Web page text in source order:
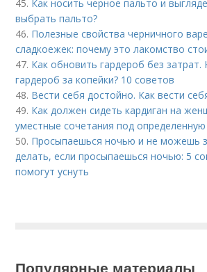
45. Как носить черное пальто и
выбрать пальто?
46. Полезные свойства черничного
сладкоежек: почему это лакомство
47. Как обновить гардероб без затрат.
гардероб за копейки? 10 советов
48. Вести себя достойно. Как вести
49. Как должен сидеть кардиган на
уместные сочетания под
50. Просыпаешься ночью и не можешь
делать, если просыпаешься ночью: 5
помогут уснуть
Популярные материалы